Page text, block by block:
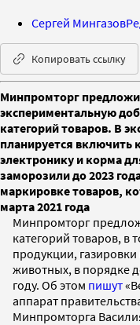
Сергей Мингазов
Копировать ссылку
Минпромторг
экспериментальную
категорий товаров. В
планируется
электронику и корма
заморозили до 2023
маркировке товаров,
марта 2021 года
Минпромторг
категорий товаров, в
продукции,
животных, в порядке
году. Об этом пишут
аппарат
Минпромторга